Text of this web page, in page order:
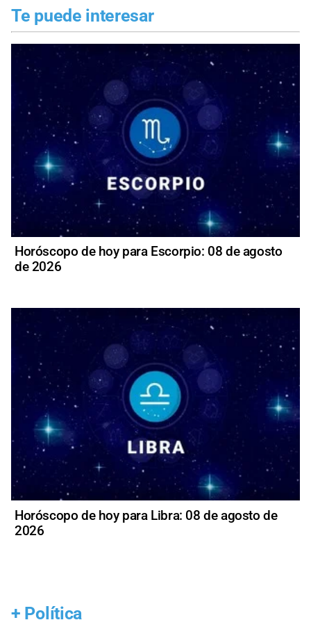
Te puede interesar
Horóscopo de hoy para Escorpio: 08 de agosto
de 2026
Horóscopo de hoy para Libra: 08 de agosto de
2026
+ Política